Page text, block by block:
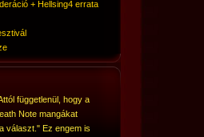
+ Hellsing4 errata
függetlenül, hogy a
Note mangákat
választ." Ez engem is